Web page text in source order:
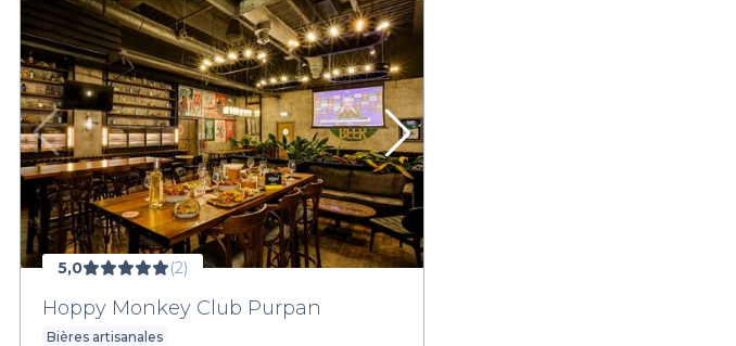
5,0 (2)
Hoppy Monkey Club Purpan
Bières artisanales